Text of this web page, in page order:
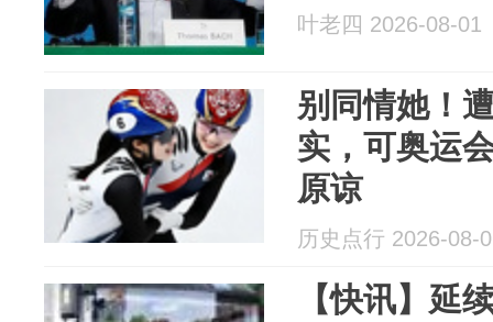
叶老四 2026-08-01
别同情她！
实，可奥运
原谅
历史点行 2026-08-
【快讯】延